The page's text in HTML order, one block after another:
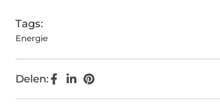
Tags:
Energie
Delen: